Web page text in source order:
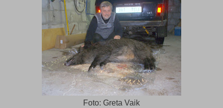
Foto: Greta Vaik